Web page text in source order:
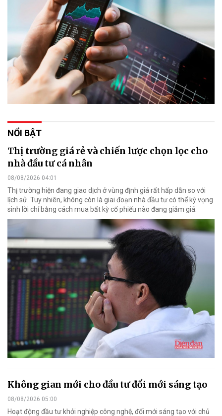
NỔI BẬT
Thị trường giá rẻ và chiến lược chọn lọc cho
nhà đầu tư cá nhân
08/08/2026 04:01
Thị trường hiện đang giao dịch ở vùng định giá rất hấp dẫn so với
lịch sử. Tuy nhiên, không còn là giai đoạn nhà đầu tư có thể kỳ vọng
sinh lời chỉ bằng cách mua bất kỳ cổ phiếu nào đang giảm giá.
Không gian mới cho đầu tư đổi mới sáng tạo
08/08/2026 05:00
Hoạt động đầu tư khởi nghiệp công nghệ, đổi mới sáng tạo với chủ